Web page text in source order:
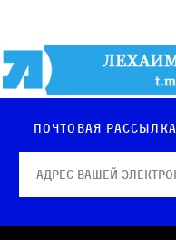
Почтовая рассылка